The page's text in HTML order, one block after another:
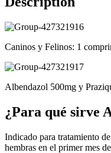
Caninos y Felinos: 1
Albendazol 500mg y
¿Para qué sirve
Indicado para tratamiento
hembras en el primer mes